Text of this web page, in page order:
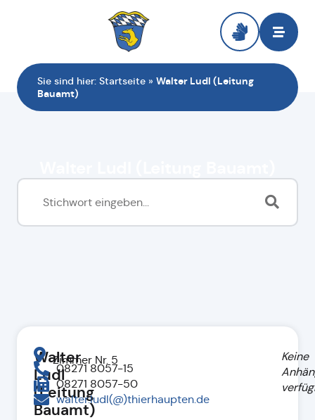
Sie sind hier: Startseite » Walter Ludl (Leitung
Bauamt)
Walter
Ludl
(Leitung
Bauamt)
Zimmer Nr. 5
08271 8057-15
08271 8057-50
walter.ludl(@)thierhaupten.de
Keine